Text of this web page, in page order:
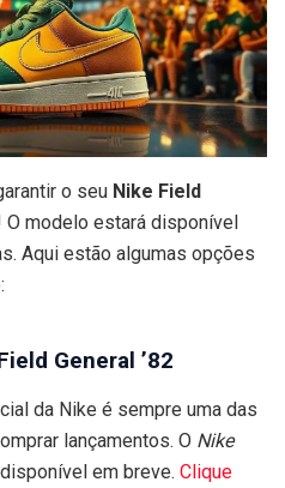
o seu Nike Field
O modelo estará disponível
Aqui estão algumas opções
General ’82
da Nike é sempre uma das
lançamentos. O Nike
em breve. Clique